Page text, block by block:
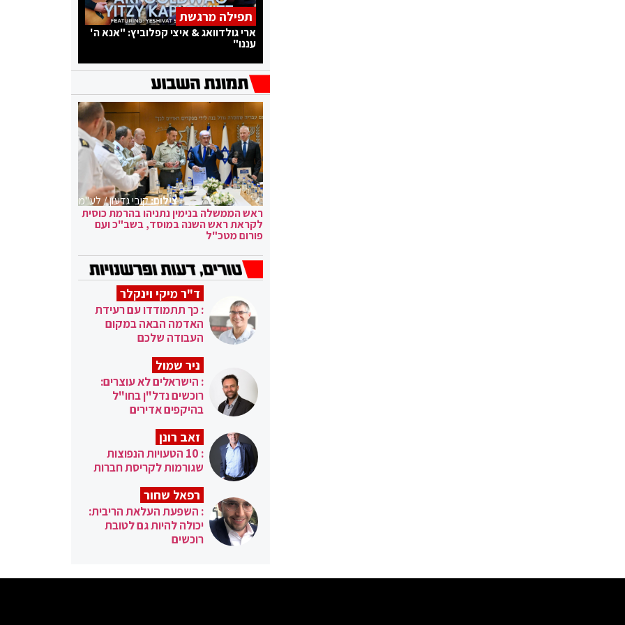
תפילה מרגשת
ארי גולדוואג & איצי קפלוביץ: "אנא ה'
עננו"
צילום:קובי גדעון / לע"מ
ראש הממשלה בנימין נתניהו בהרמת כוסית
לקראת ראש השנה במוסד, בשב"כ ועם
פורום מטכ"ל
ד"ר מיקי וינקלר
: כך תתמודדו עם רעידת
האדמה הבאה במקום
העבודה שלכם
ניר שמול
: הישראלים לא עוצרים:
רוכשים נדל"ן בחו"ל
בהיקפים אדירים
זאב רונן
: 10 הטעויות הנפוצות
שגורמות לקריסת חברות
רפאל שחור
: השפעת העלאת הריבית:
יכולה להיות גם לטובת
רוכשים